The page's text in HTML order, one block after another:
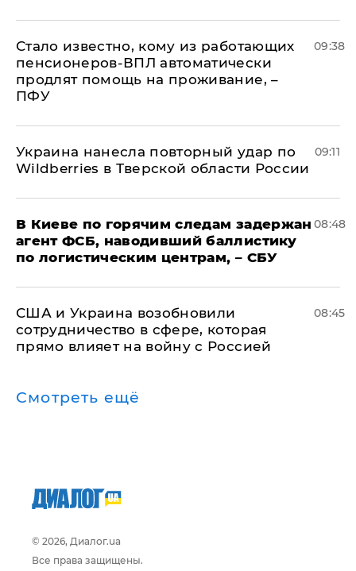
Стало известно, кому из работающих
пенсионеров-ВПЛ автоматически
продлят помощь на проживание, –
ПФУ
09:38
Украина нанесла повторный удар по
Wildberries в Тверской области России
09:11
В Киеве по горячим следам задержан
агент ФСБ, наводивший баллистику
по логистическим центрам, – СБУ
08:48
США и Украина возобновили
сотрудничество в сфере, которая
прямо влияет на войну с Россией
08:45
Смотреть ещё
© 2026, Диалог.ua
Все права защищены.